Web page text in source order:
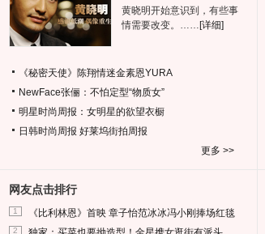
黄晓明开始意识到，有些事
情需要改变。…… [详细]
《秘密天使》陈翔情迷金素恩YURA
NewFace张俪：不怕定型“物质女”
明星时尚周报：女明星的欲望衣橱
日韩时尚周报 好莱坞街拍周报
更多 >>
网友点击排行
1 《比利林恩》首映 章子怡范冰冰冯小刚捧场红毯
2